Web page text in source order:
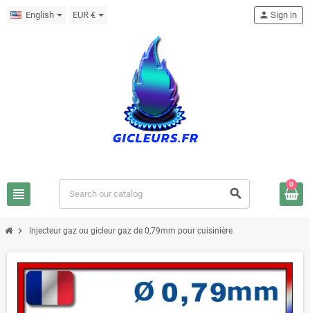
English EUR €
view_headline search
person Sign in
0
chevron_right Injecteur gaz ou gicleur gaz de 0,79mm pour cuisinière